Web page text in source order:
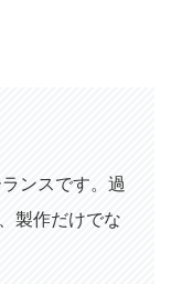
ンスです。過
製作だけでな